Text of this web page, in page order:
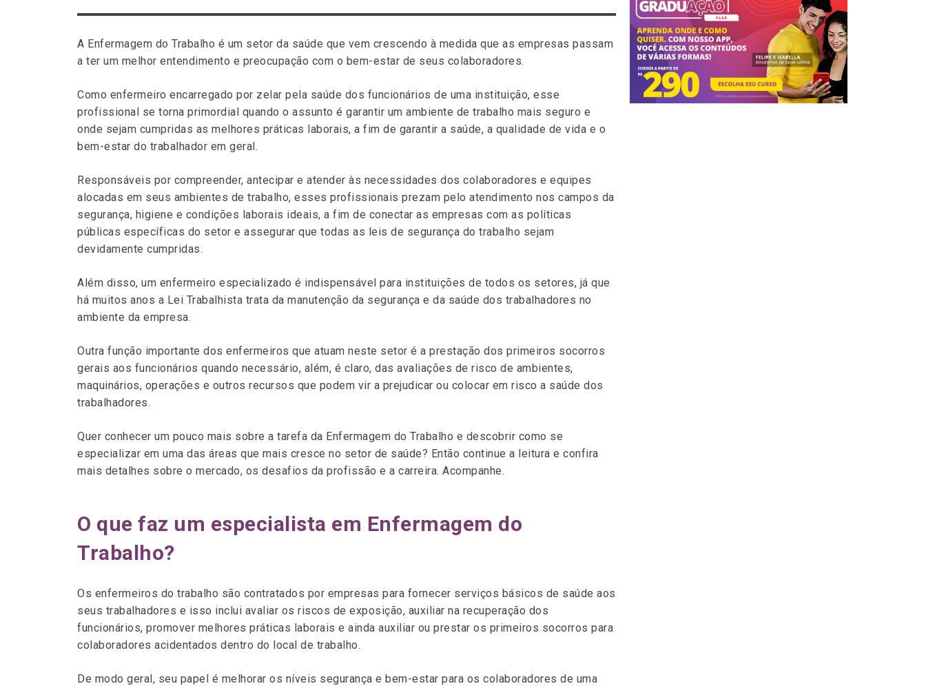
A Enfermagem do Trabalho é um setor da saúde que vem crescendo à medida que as empresas passam
a ter um melhor entendimento e preocupação com o bem-estar de seus colaboradores.
Como enfermeiro encarregado por zelar pela saúde dos funcionários de uma instituição, esse
profissional se torna primordial quando o assunto é garantir um ambiente de trabalho mais seguro e
onde sejam cumpridas as melhores práticas laborais, a fim de garantir a saúde, a qualidade de vida e o
bem-estar do trabalhador em geral.
Responsáveis por compreender, antecipar e atender às necessidades dos colaboradores e equipes
alocadas em seus ambientes de trabalho, esses profissionais prezam pelo atendimento nos campos da
segurança, higiene e condições laborais ideais, a fim de conectar as empresas com as políticas
públicas específicas do setor e assegurar que todas as leis de segurança do trabalho sejam
devidamente cumpridas.
Além disso, um enfermeiro especializado é indispensável para instituições de todos os setores, já que
há muitos anos a Lei Trabalhista trata da manutenção da segurança e da saúde dos trabalhadores no
ambiente da empresa.
Outra função importante dos enfermeiros que atuam neste setor é a prestação dos primeiros socorros
gerais aos funcionários quando necessário, além, é claro, das avaliações de risco de ambientes,
maquinários, operações e outros recursos que podem vir a prejudicar ou colocar em risco a saúde dos
trabalhadores.
Quer conhecer um pouco mais sobre a tarefa da Enfermagem do Trabalho e descobrir como se
especializar em uma das áreas que mais cresce no setor de saúde? Então continue a leitura e confira
mais detalhes sobre o mercado, os desafios da profissão e a carreira. Acompanhe.
O que faz um especialista em Enfermagem do
Trabalho?
Os enfermeiros do trabalho são contratados por empresas para fornecer serviços básicos de saúde aos
seus trabalhadores e isso inclui avaliar os riscos de exposição, auxiliar na recuperação dos
funcionários, promover melhores práticas laborais e ainda auxiliar ou prestar os primeiros socorros para
colaboradores acidentados dentro do local de trabalho.
De modo geral, seu papel é melhorar os níveis segurança e bem-estar para os colaboradores de uma